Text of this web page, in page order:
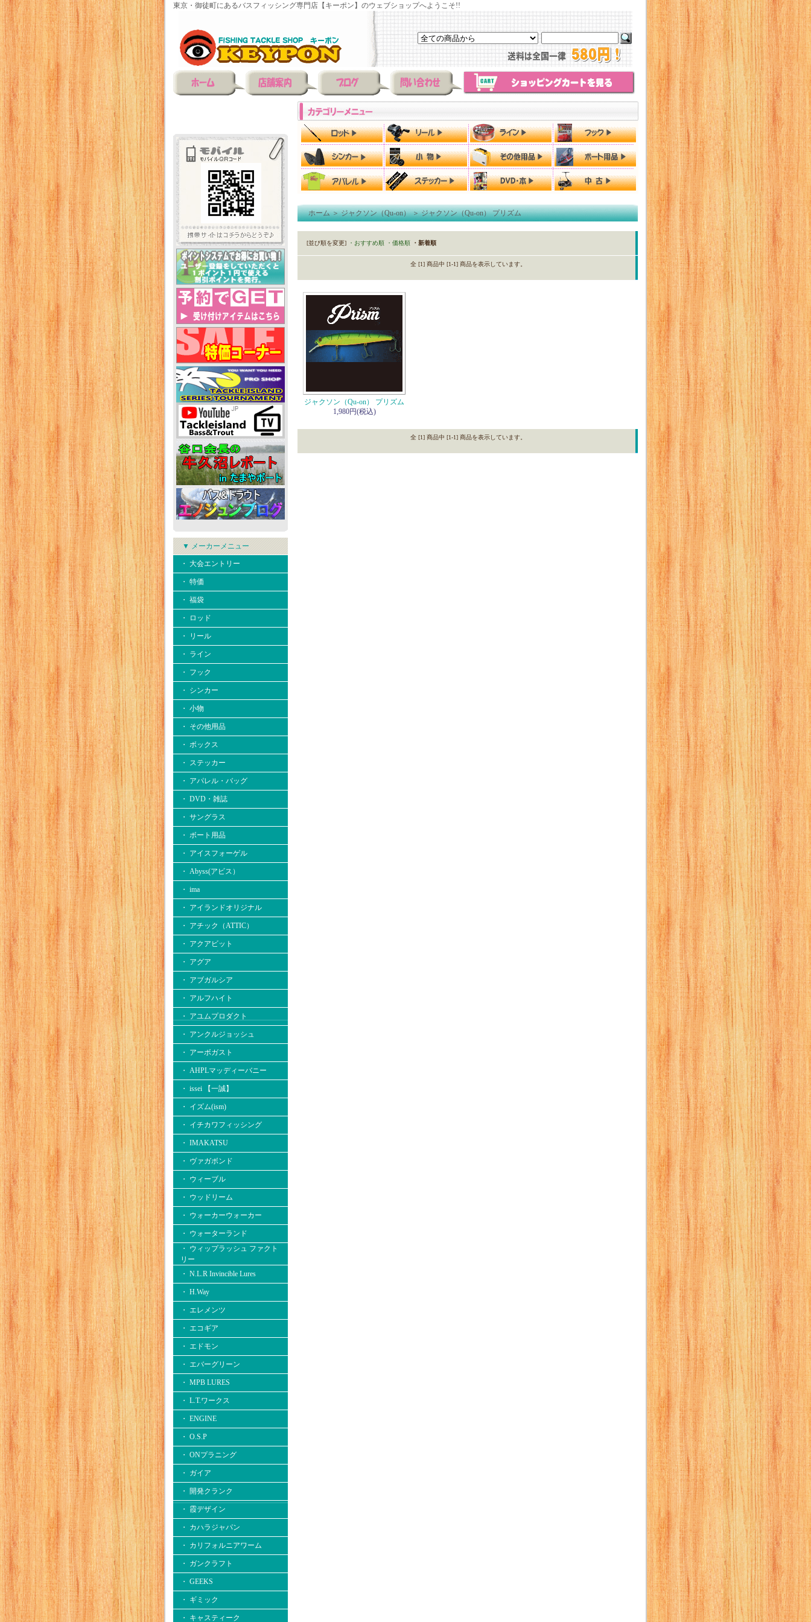
東京・御徒町にあるバスフィッシング専門店【キーポン】のウェブショップへようこそ!!
▼ メーカーメニュー
・ 大会エントリー
・ 特価
・ 福袋
・ ロッド
・ リール
・ ライン
・ フック
・ シンカー
・ 小物
・ その他用品
・ ボックス
・ ステッカー
・ アパレル・バッグ
・ DVD・雑誌
・ サングラス
・ ボート用品
・ アイスフォーゲル
・ Abyss(アビス）
・ ima
・ アイランドオリジナル
・ アチック（ATTIC）
・ アクアビット
・ アグア
・ アブガルシア
・ アルフハイト
・ アユムプロダクト
・ アンクルジョッシュ
・ アーボガスト
・ AHPLマッディーバニー
・ issei 【一誠】
・ イズム(ism)
・ イチカワフィッシング
・ IMAKATSU
・ ヴァガボンド
・ ウィーブル
・ ウッドリーム
・ ウォーカーウォーカー
・ ウォーターランド
・ ウィップラッシュ ファクト
リー
・ N.L.R Invincible Lures
・ H.Way
・ エレメンツ
・ エコギア
・ エドモン
・ エバーグリーン
・ MPB LURES
・ L.T.ワークス
・ ENGINE
・ O.S.P
・ ONプラニング
・ ガイア
・ 開発クランク
・ 霞デザイン
・ カハラジャパン
・ カリフォルニアワーム
・ ガンクラフト
・ GEEKS
・ ギミック
・ キャスティーク
ホーム＞ジャクソン（Qu-on）＞ジャクソン（Qu-on） プリズム
[並び順を変更] ・おすすめ順 ・価格順 ・新着順
全 [1] 商品中 [1-1] 商品を表示しています。
ジャクソン（Qu-on） プリズム
1,980円(税込)
全 [1] 商品中 [1-1] 商品を表示しています。